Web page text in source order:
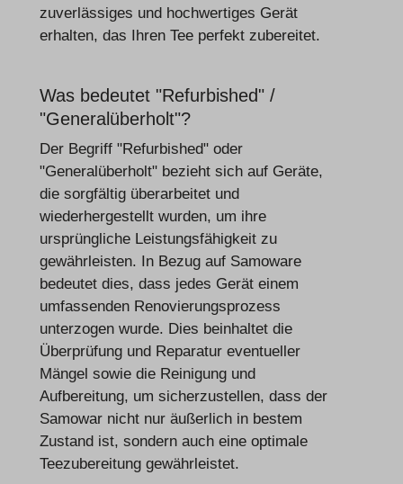
zuverlässiges und hochwertiges Gerät
erhalten, das Ihren Tee perfekt zubereitet.
Was bedeutet "Refurbished" /
"Generalüberholt"?
Der Begriff "Refurbished" oder
"Generalüberholt" bezieht sich auf Geräte,
die sorgfältig überarbeitet und
wiederhergestellt wurden, um ihre
ursprüngliche Leistungsfähigkeit zu
gewährleisten. In Bezug auf Samoware
bedeutet dies, dass jedes Gerät einem
umfassenden Renovierungsprozess
unterzogen wurde. Dies beinhaltet die
Überprüfung und Reparatur eventueller
Mängel sowie die Reinigung und
Aufbereitung, um sicherzustellen, dass der
Samowar nicht nur äußerlich in bestem
Zustand ist, sondern auch eine optimale
Teezubereitung gewährleistet.